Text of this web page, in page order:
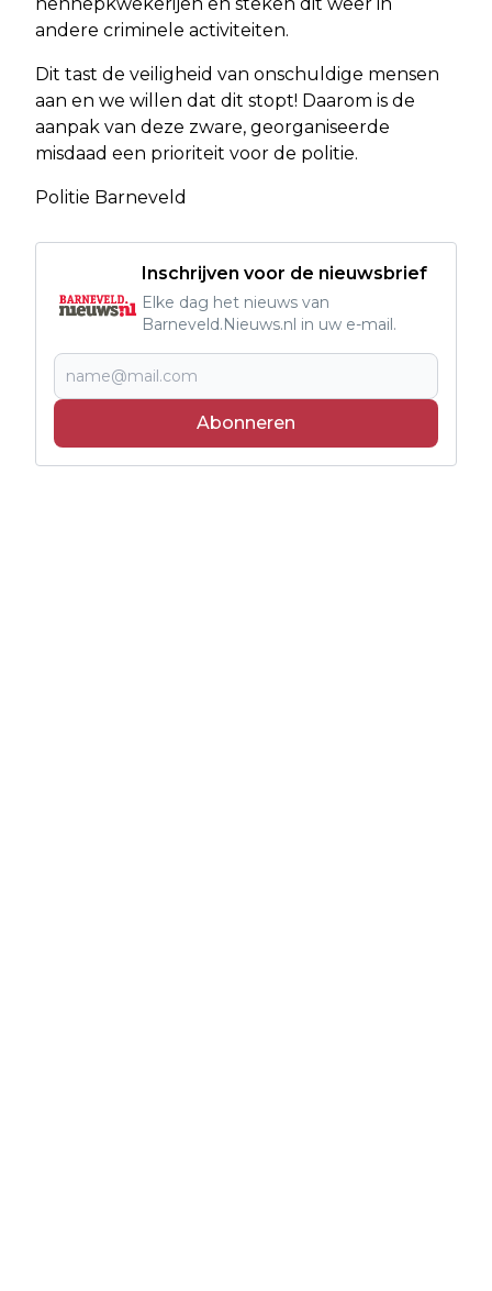
andere criminele activiteiten.
Dit tast de veiligheid van onschuldige mensen
aan en we willen dat dit stopt! Daarom is de
aanpak van deze zware, georganiseerde
misdaad een prioriteit voor de politie.
Politie Barneveld
Inschrijven voor de nieuwsbrief
Elke dag het nieuws van
Barneveld.Nieuws.nl in uw e-mail.
Abonneren